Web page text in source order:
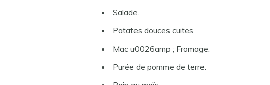
Salade.
Patates douces cuites.
Mac u0026amp ; Fromage.
Purée de pomme de terre.